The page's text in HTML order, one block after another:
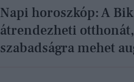
Napi horoszkóp: A
átrendezheti
szabadságra mehet